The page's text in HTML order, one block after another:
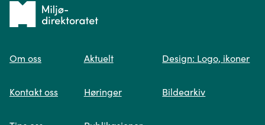
Spør oss
Tilbake
forsiden
Om oss
Kontakt oss
Aktuelt
Høringer
Design: Logo, ikoner
Bildearkiv